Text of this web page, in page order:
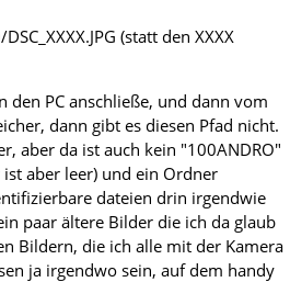
(statt den XXXX
den PC anschließe, und dann vom
dann gibt es diesen Pfad nicht.
aber da ist auch kein "100ANDRO"
aber leer) und ein Ordner
dateien drin irgendwie
paar ältere Bilder die ich da glaub
Bildern, die ich alle mit der Kamera
ja irgendwo sein, auf dem handy